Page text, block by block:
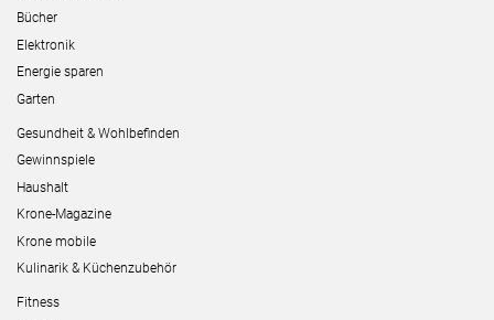
Bücher
Elektronik
Energie sparen
Garten
Gesundheit & Wohlbefinden
Gewinnspiele
Haushalt
Krone-Magazine
Krone mobile
Kulinarik & Küchenzubehör
Fitness